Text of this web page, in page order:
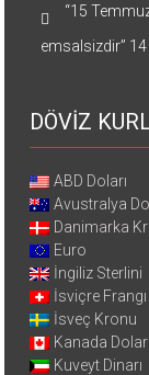
“15
emsalsizdir”
DÖVİZ
ABD Doları
Avustralya
Danimarka
Euro
İngiliz Sterlini
İsviçre Frangı
İsveç Kronu
Kanada Doları
Kuveyt Dinarı